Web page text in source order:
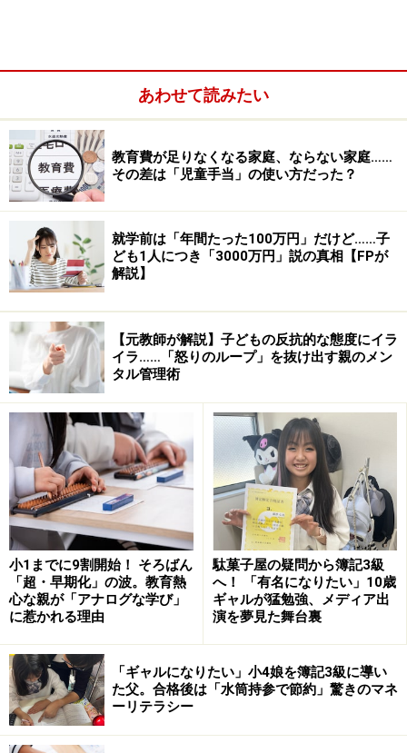
心身の状態が悪いとき、なかなか人に優しくはなれない
ものです。生理による不安定をつい子どもにぶつけてし
まうこともあるでしょう。その時の自己嫌悪は、母親と
しての自分の自己評価も下げますし、子どもへの影響も
心配。
生理にまつわる心身の不安定さをコントロールするに
は、どうすればいいのでしょうか。
生理に関わる３つのつらさ
生理がつらい理由は、主に３つ考えられます。
体のつらさ
生理痛の主なものは、腰や下腹部、頭の痛みです。痛み
方もキリキリと刺すようなものから鈍痛まで人によって
様々。月経量の多い人は貧血も深刻な問題です。眠気や
だるさ、吐き気、肌荒れなども不快なものです。
イライラしたり、憂うつになったり、ちょっとしたこと
で落ち込んだりといった精神的な変化がしんどいという
人も少なくありません。自分の感情をうまくコントロー
あわせて読みたい
教育費が足りなくなる家庭、ならない家庭……
その差は「児童手当」の使い方だった？
就学前は「年間たった100万円」だけど……子
ども1人につき「3000万円」説の真相【FPが
解説】
【元教師が解説】子どもの反抗的な態度にイラ
イラ……「怒りのループ」を抜け出す親のメン
タル管理術
小1までに9割開始！ そろばん
「超・早期化」の波。教育熱
心な親が「アナログな学び」
に惹かれる理由
駄菓子屋の疑問から簿記3級
へ！ 「有名になりたい」10歳
ギャルが猛勉強、メディア出
演を夢見た舞台裏
「ギャルになりたい」小4娘を簿記3級に導い
た父。合格後は「水筒持参で節約」驚きのマネ
ーリテラシー